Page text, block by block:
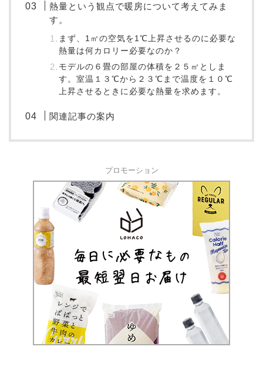
熱量という観点で暖房について考えてみま
す。
まず、1㎥の空気を1℃上昇させるのに必要な
熱量は何カロリー必要なのか？
モデルの６畳の部屋の体積を２５㎥としま
す。室温１３℃から２３℃まで温度を１０℃
上昇させるときに必要な熱量を求めます。
関連記事の案内
プロモーション